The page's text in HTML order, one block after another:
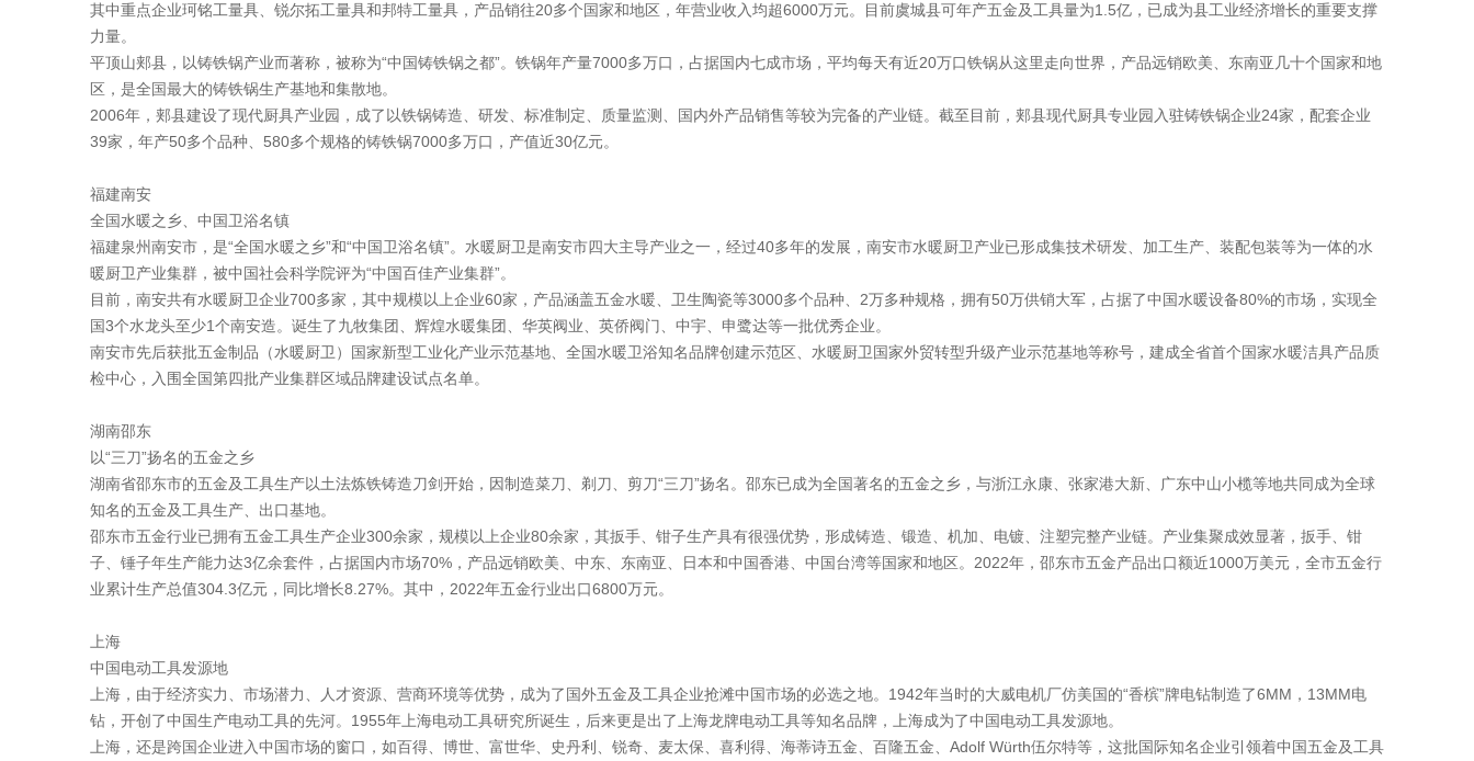
其中重点企业珂铭工量具、锐尔拓工量具和邦特工量具，产品销往20多个国家和地区，年营业收入均超6000万元。目前虞城县可年产五金及工具量为1.5亿，已成为县工业经济增长的重要支撑
力量。
平顶山郏县，以铸铁锅产业而著称，被称为“中国铸铁锅之都”。铁锅年产量7000多万口，占据国内七成市场，平均每天有近20万口铁锅从这里走向世界，产品远销欧美、东南亚几十个国家和地
区，是全国最大的铸铁锅生产基地和集散地。
2006年，郏县建设了现代厨具产业园，成了以铁锅铸造、研发、标准制定、质量监测、国内外产品销售等较为完备的产业链。截至目前，郏县现代厨具专业园入驻铸铁锅企业24家，配套企业
39家，年产50多个品种、580多个规格的铸铁锅7000多万口，产值近30亿元。
福建南安
全国水暖之乡、中国卫浴名镇
福建泉州南安市，是“全国水暖之乡”和“中国卫浴名镇”。水暖厨卫是南安市四大主导产业之一，经过40多年的发展，南安市水暖厨卫产业已形成集技术研发、加工生产、装配包装等为一体的水
暖厨卫产业集群，被中国社会科学院评为“中国百佳产业集群”。
目前，南安共有水暖厨卫企业700多家，其中规模以上企业60家，产品涵盖五金水暖、卫生陶瓷等3000多个品种、2万多种规格，拥有50万供销大军，占据了中国水暖设备80%的市场，实现全
国3个水龙头至少1个南安造。诞生了九牧集团、辉煌水暖集团、华英阀业、英侨阀门、中宇、申鹭达等一批优秀企业。
南安市先后获批五金制品（水暖厨卫）国家新型工业化产业示范基地、全国水暖卫浴知名品牌创建示范区、水暖厨卫国家外贸转型升级产业示范基地等称号，建成全省首个国家水暖洁具产品质
检中心，入围全国第四批产业集群区域品牌建设试点名单。
湖南邵东
以“三刀”扬名的五金之乡
湖南省邵东市的五金及工具生产以土法炼铁铸造刀剑开始，因制造菜刀、剃刀、剪刀“三刀”扬名。邵东已成为全国著名的五金之乡，与浙江永康、张家港大新、广东中山小榄等地共同成为全球
知名的五金及工具生产、出口基地。
邵东市五金行业已拥有五金工具生产企业300余家，规模以上企业80余家，其扳手、钳子生产具有很强优势，形成铸造、锻造、机加、电镀、注塑完整产业链。产业集聚成效显著，扳手、钳
子、锤子年生产能力达3亿余套件，占据国内市场70%，产品远销欧美、中东、东南亚、日本和中国香港、中国台湾等国家和地区。2022年，邵东市五金产品出口额近1000万美元，全市五金行
业累计生产总值304.3亿元，同比增长8.27%。其中，2022年五金行业出口6800万元。
上海
中国电动工具发源地
上海，由于经济实力、市场潜力、人才资源、营商环境等优势，成为了国外五金及工具企业抢滩中国市场的必选之地。1942年当时的大威电机厂仿美国的“香槟”牌电钻制造了6MM，13MM电
钻，开创了中国生产电动工具的先河。1955年上海电动工具研究所诞生，后来更是出了上海龙牌电动工具等知名品牌，上海成为了中国电动工具发源地。
上海，还是跨国企业进入中国市场的窗口，如百得、博世、富世华、史丹利、锐奇、麦太保、喜利得、海蒂诗五金、百隆五金、Adolf Würth伍尔特等，这批国际知名企业引领着中国五金及工具